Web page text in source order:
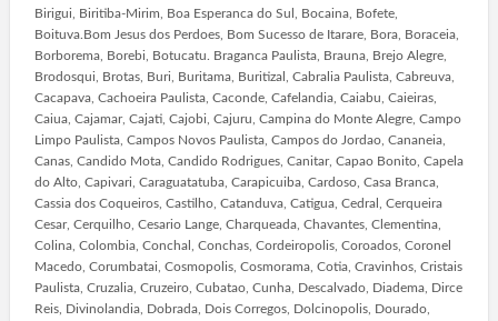
Birigui, Biritiba-Mirim, Boa Esperanca do Sul, Bocaina, Bofete,
Boituva.Bom Jesus dos Perdoes, Bom Sucesso de Itarare, Bora, Boraceia,
Borborema, Borebi, Botucatu. Braganca Paulista, Brauna, Brejo Alegre,
Brodosqui, Brotas, Buri, Buritama, Buritizal, Cabralia Paulista, Cabreuva,
Cacapava, Cachoeira Paulista, Caconde, Cafelandia, Caiabu, Caieiras,
Caiua, Cajamar, Cajati, Cajobi, Cajuru, Campina do Monte Alegre, Campo
Limpo Paulista, Campos Novos Paulista, Campos do Jordao, Cananeia,
Canas, Candido Mota, Candido Rodrigues, Canitar, Capao Bonito, Capela
do Alto, Capivari, Caraguatatuba, Carapicuiba, Cardoso, Casa Branca,
Cassia dos Coqueiros, Castilho, Catanduva, Catigua, Cedral, Cerqueira
Cesar, Cerquilho, Cesario Lange, Charqueada, Chavantes, Clementina,
Colina, Colombia, Conchal, Conchas, Cordeiropolis, Coroados, Coronel
Macedo, Corumbatai, Cosmopolis, Cosmorama, Cotia, Cravinhos, Cristais
Paulista, Cruzalia, Cruzeiro, Cubatao, Cunha, Descalvado, Diadema, Dirce
Reis, Divinolandia, Dobrada, Dois Corregos, Dolcinopolis, Dourado,